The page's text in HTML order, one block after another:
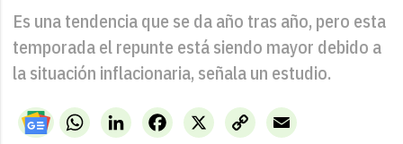
Es una tendencia que se da año tras año, pero esta
temporada el repunte está siendo mayor debido a
la situación inflacionaria, señala un estudio.
WhatsAppLinkedIn X
Facebook
Copy
Link
Email